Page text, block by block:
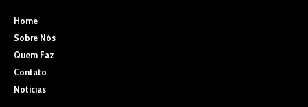
Home
Sobre Nós
Quem Faz
Contato
Noticias